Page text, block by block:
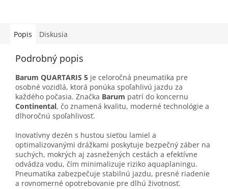
Popis Diskusia
Podrobný popis
Barum QUARTARIS 5 je celoročná pneumatika pre
osobné vozidlá, ktorá ponúka spoľahlivú jazdu za
každého počasia. Značka Barum patrí do koncernu
Continental, čo znamená kvalitu, moderné technológie a
dlhoročnú spoľahlivosť.
Inovatívny dezén s hustou sieťou lamiel a
optimalizovanými drážkami poskytuje bezpečný záber na
suchých, mokrých aj zasnežených cestách a efektívne
odvádza vodu, čím minimalizuje riziko aquaplaningu.
Pneumatika zabezpečuje stabilnú jazdu, presné riadenie
a rovnomerné opotrebovanie pre dlhú životnosť.